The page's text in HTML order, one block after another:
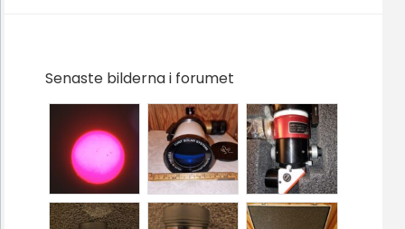
Senaste bilderna i forumet